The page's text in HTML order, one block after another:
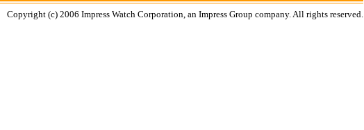
Copyright (c) 2006 Impress Watch Corporation, an Impress Group company. All rights reserved.